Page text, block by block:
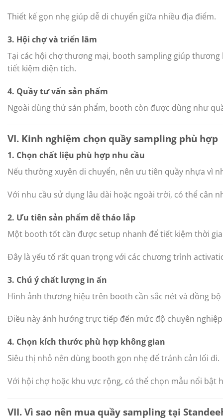
Thiết kế gọn nhẹ giúp dễ di chuyển giữa nhiều địa điểm.
3. Hội chợ và triển lãm
Tại các hội chợ thương mại, booth sampling giúp
tiết kiệm diện tích.
4. Quầy tư vấn sản phẩm
Ngoài dùng thử sản phẩm, booth còn được dùng như
VI. Kinh nghiệm chọn quầy sampling phù hợp
1. Chọn chất liệu phù hợp nhu cầu
Nếu thường xuyên di chuyển, nên ưu tiên quầy nhựa vì
Với nhu cầu sử dụng lâu dài hoặc ngoài trời, có thể cân
2. Ưu tiên sản phẩm dễ tháo lắp
Một booth tốt cần được setup nhanh để tiết kiệm thời
Đây là yếu tố rất quan trọng với các chương trình
3. Chú ý chất lượng in ấn
Hình ảnh thương hiệu trên booth cần sắc nét và đồng bộ
Điều này ảnh hưởng trực tiếp đến mức độ chuyên
4. Chọn kích thước phù hợp không gian
Siêu thị nhỏ nên dùng booth gọn nhẹ để tránh cản lối đi.
Với hội chợ hoặc khu vực rộng, có thể chọn mẫu nổi bật
VII. Vì sao nên mua quầy sampling tại